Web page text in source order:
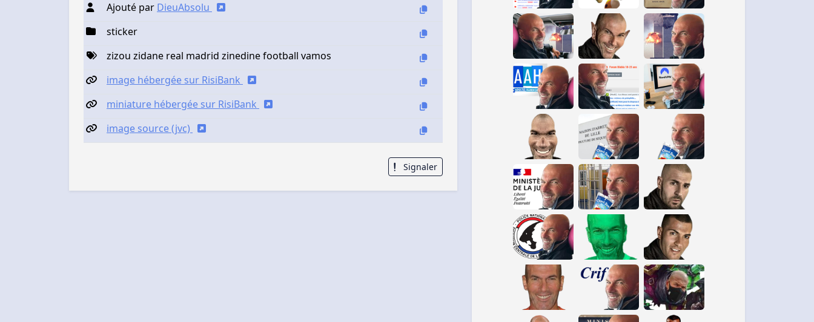
Ajouté par DieuAbsolu
sticker
zizou zidane real madrid zinedine football vamos
image hébergée sur RisiBank
miniature hébergée sur RisiBank
image source (jvc)
Signaler